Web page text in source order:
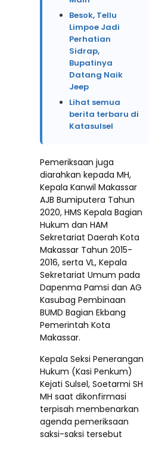
Besok, Tellu
Limpoe Jadi
Perhatian
Sidrap,
Bupatinya
Datang Naik
Jeep
Lihat semua
berita terbaru di
Katasulsel
Pemeriksaan juga
diarahkan kepada MH,
Kepala Kanwil Makassar
AJB Bumiputera Tahun
2020, HMS Kepala Bagian
Hukum dan HAM
Sekretariat Daerah Kota
Makassar Tahun 2015-
2016, serta VL, Kepala
Sekretariat Umum pada
Dapenma Pamsi dan AG
Kasubag Pembinaan
BUMD Bagian Ekbang
Pemerintah Kota
Makassar.
Kepala Seksi Penerangan
Hukum (Kasi Penkum)
Kejati Sulsel, Soetarmi SH
MH saat dikonfirmasi
terpisah membenarkan
agenda pemeriksaan
saksi-saksi tersebut